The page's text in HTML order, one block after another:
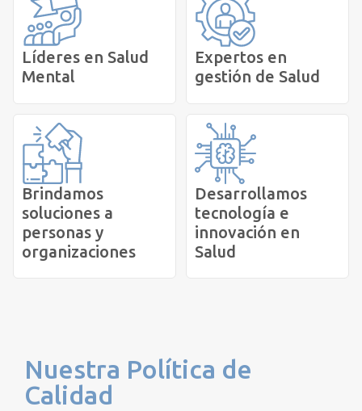
Líderes en Salud
Mental
Expertos en
gestión de Salud
Brindamos
soluciones a
personas y
organizaciones
Desarrollamos
tecnología e
innovación en
Salud
Nuestra Política de
Calidad